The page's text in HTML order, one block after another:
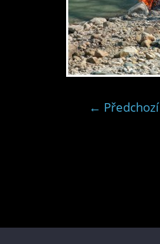
← Předchozí